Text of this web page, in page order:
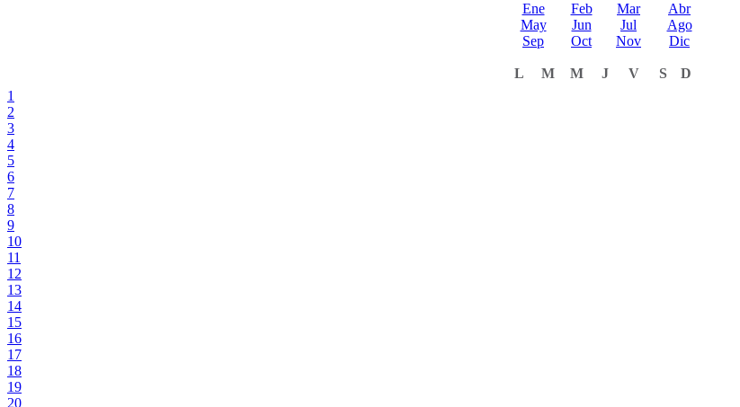
Ene Feb Mar
Abr
May
Jun Jul
Ago
Sep
Oct Nov Dic
L M M J V S
D
1
2
3
4
5
6
7
8
9
10
11
12
13
14
15
16
17
18
19
20